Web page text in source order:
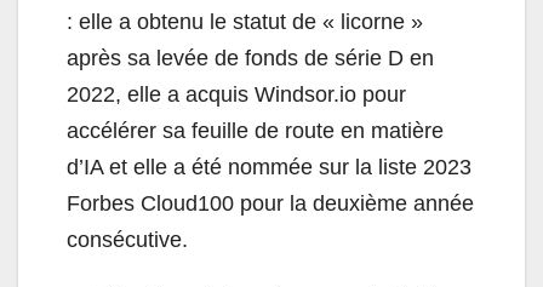
: elle a obtenu le statut de « licorne »
après sa levée de fonds de série D en
2022, elle a acquis Windsor.io pour
accélérer sa feuille de route en matière
d’IA et elle a été nommée sur la liste 2023
Forbes Cloud100 pour la deuxième année
consécutive.